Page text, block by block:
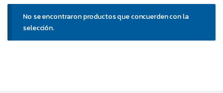
No se encontraron productos que concuerden con la
selección.